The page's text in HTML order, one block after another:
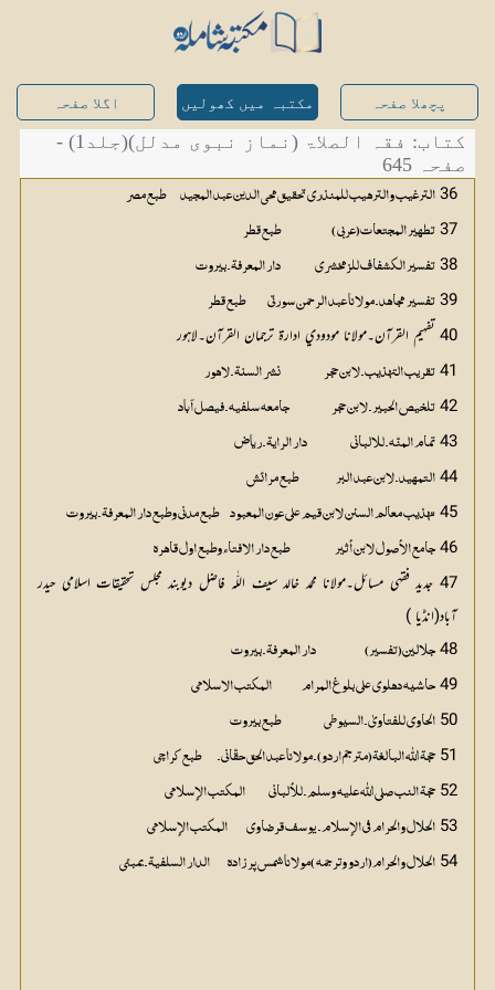
پچھلا صفحہ مکتبہ میں کھولیں اگلا صفحہ
کتاب: فقہ الصلاۃ (نماز نبوی مدلل)(جلد1) -
صفحہ 645
36 الترغیب والترہیب للمنذري تحقیق محی الدین عبد المجید 		طبع مصر
37 تطہیر المجتعات(عربی ) 						طبع قطر
38 تفسیر الکشفاف للزمخشري 				دار المعرفۃ۔بیروت
39 تفسیر مجاہد۔مولانا عبد الرحمن سورتي			طبع قطر
40 تفہیم القرآن۔مولانا مودودي ادارۃ ترجمان القرآن۔لاہور
41 تقریب التہذیب۔لابن حجر					نشر السنۃ۔لاہور
42 تلخیص الحبیر۔لابن حجر 					جامعہ سلفیہ۔فیصل آباد
43 تمام المنّہ۔للالباني					دار الرایۃ۔ریاض
44 التمہید۔لابن عبد البر 					طبع مرائش
45 تہذیب معالم السنن لابن قیم علی عون المعبود 		طبع مدنی وطبع دار المعرفۃ۔بیروت
46 جامع الأصول لابن أثیر 					طبع دار الافتاء وطبع اول قاہرہ
47 جدید فقہي مسائل۔مولانا محمد خالد سیف اللّٰہ فاضل دیوبند مجلس تحقیقات اسلامی حیدر
آباد(انڈیا )
48 جلالین(تفسیر) 						دار المعرفۃ۔بیروت
49 حاشیہ دہلوي علی بلوغ المرام 				المکتب الاسلامی
50 الحاوي للفتاویٰ۔السیوطي					طبع بیروت
51 حجۃ اللّٰہ البالغۃ(مترجم اردو)۔مولانا عبد الحق حقّاني۔		طبع کراچی
52 حجۃ النب صلی اللّٰه علیہ وسلم۔للألباني			المکتب الإسلامي
53 الحلال والحرام في الإسلام۔یوسف قرضاوي			المکتب الإسلامي
54 الحلال والحرام(اردو وترجمہ )مولانا شمس پر زادہ 		الدار السلفیۃ۔بمبئی